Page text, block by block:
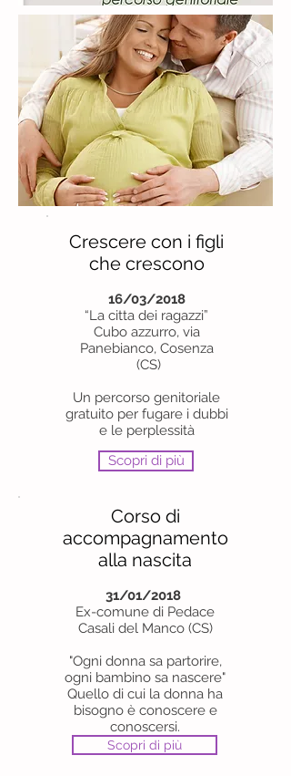
Crescere con i figli
che crescono
16/03/2018
“La citta dei ragazzi”
Cubo azzurro, via
Panebianco, Cosenza
(CS)
Un percorso genitoriale
gratuito per fugare i dubbi
e le perplessità
Scopri di più
Corso di
accompagnamento
alla nascita
31/01/2018
Ex-comune di Pedace
Casali del Manco (CS)
"Ogni donna sa partorire,
ogni bambino sa nascere"
Quello di cui la donna ha
bisogno è conoscere e
conoscersi.
Scopri di più